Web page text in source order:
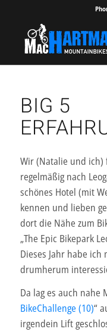
BIG 5
Wir (Natalie und ich)
regelmäßig nach
schönes Hotel (mit
kennen und lieben
dort die Nähe zum
„The Epic Bikepark
Dieses Jahr habe
drumherum
Da lag es auch nahe
BikeChallenge (10)“
irgendein Lift